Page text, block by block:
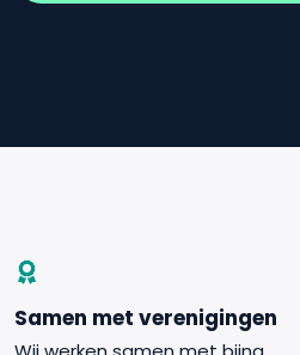
Samen met verenigingen